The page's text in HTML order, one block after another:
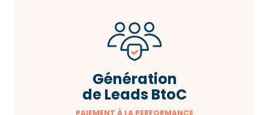
Génération
de Leads BtoC
PAIEMENT À LA PERFORMANCE